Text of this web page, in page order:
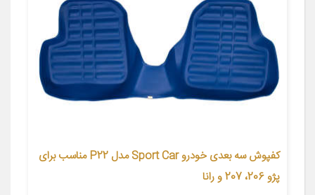
کفپوش سه بعدی خودرو Sport Car مدل P22 مناسب برای
پژو 206، 207 و رانا